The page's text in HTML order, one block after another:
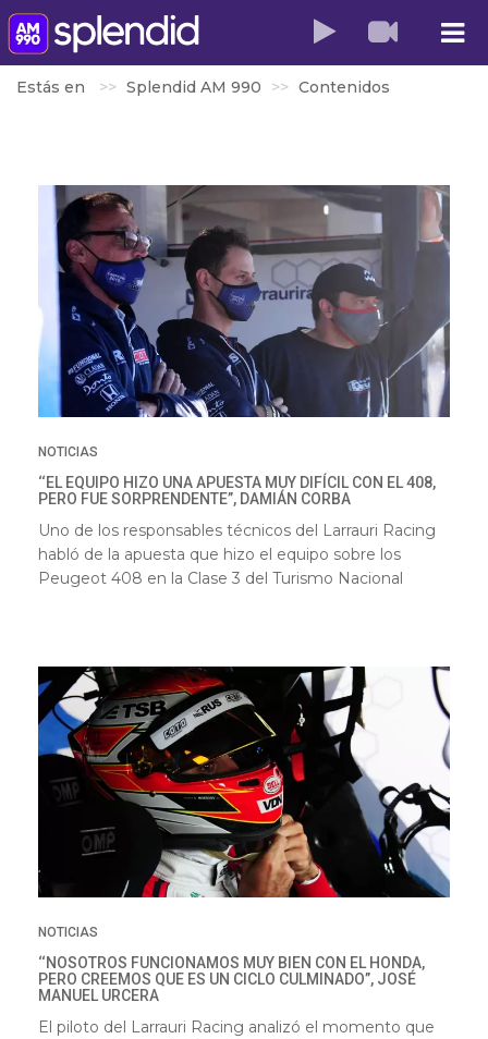
Estás en Splendid AM 990 Contenidos
NOTICIAS
‘‘EL EQUIPO HIZO UNA APUESTA MUY DIFÍCIL CON EL 408,
PERO FUE SORPRENDENTE”, DAMIÁN CORBA
Uno de los responsables técnicos del Larrauri Racing
habló de la apuesta que hizo el equipo sobre los
Peugeot 408 en la Clase 3 del Turismo Nacional
NOTICIAS
‘‘NOSOTROS FUNCIONAMOS MUY BIEN CON EL HONDA,
PERO CREEMOS QUE ES UN CICLO CULMINADO”, JOSÉ
MANUEL URCERA
El piloto del Larrauri Racing analizó el momento que